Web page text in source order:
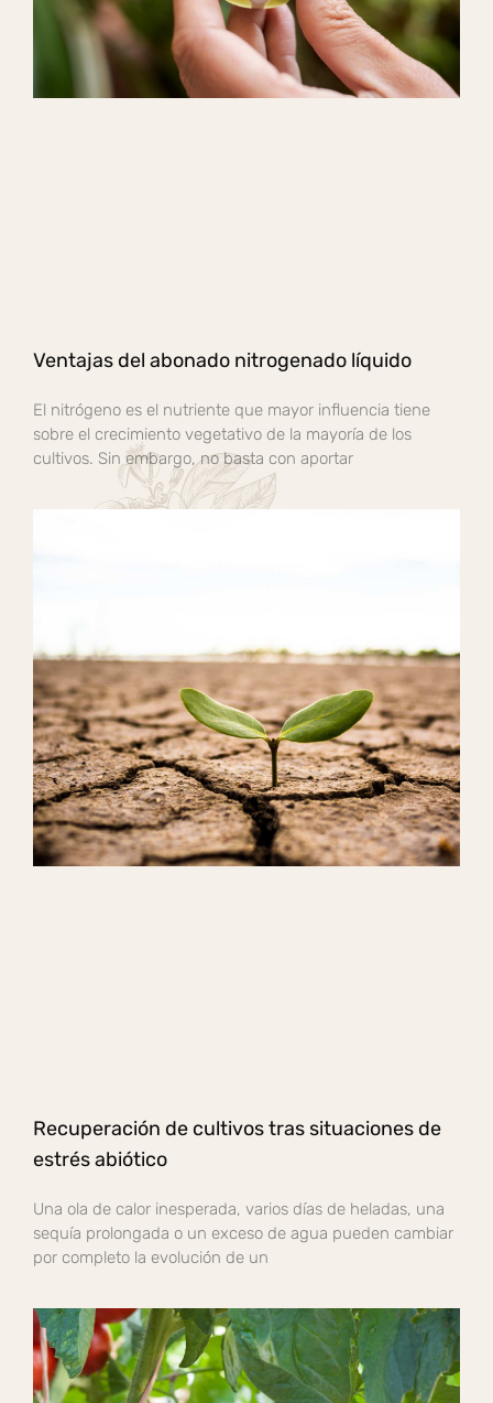
Ventajas del abonado nitrogenado líquido
El nitrógeno es el nutriente que mayor influencia tiene
sobre el crecimiento vegetativo de la mayoría de los
cultivos. Sin embargo, no basta con aportar
Recuperación de cultivos tras situaciones de
estrés abiótico
Una ola de calor inesperada, varios días de heladas, una
sequía prolongada o un exceso de agua pueden cambiar
por completo la evolución de un